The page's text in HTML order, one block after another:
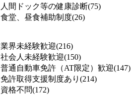
人間ドック等の健康診断(75)
食堂、昼食補助制度(26)
業界未経験歓迎(216)
社会人未経験歓迎(150)
普通自動車免許（AT限定）歓迎(147)
免許取得支援制度あり(214)
資格不問(172)